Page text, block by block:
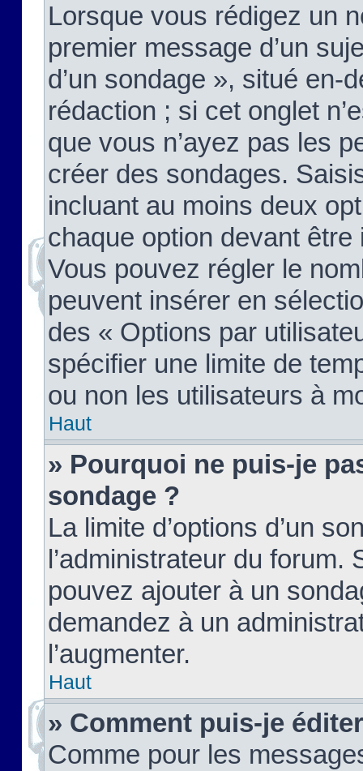
Lorsque vous rédigez un
premier message d’un
d’un sondage », situé en-
rédaction ; si cet onglet
que vous n’ayez pas les
créer des sondages.
incluant au moins deux
chaque option devant
Vous pouvez régler le
peuvent insérer en
des « Options par
spécifier une limite de
ou non les utilisateurs à
Haut
» Pourquoi ne puis-je
sondage ?
La limite d’options d’un
l’administrateur du forum.
pouvez ajouter à un
demandez à un
l’augmenter.
Haut
» Comment puis-je
Comme pour les